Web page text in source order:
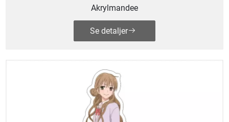
Akrylmandee
Se detaljer